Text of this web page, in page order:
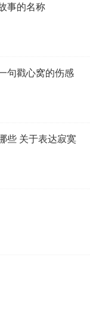
事的名称
句戳心窝的伤感
些 关于表达寂寞